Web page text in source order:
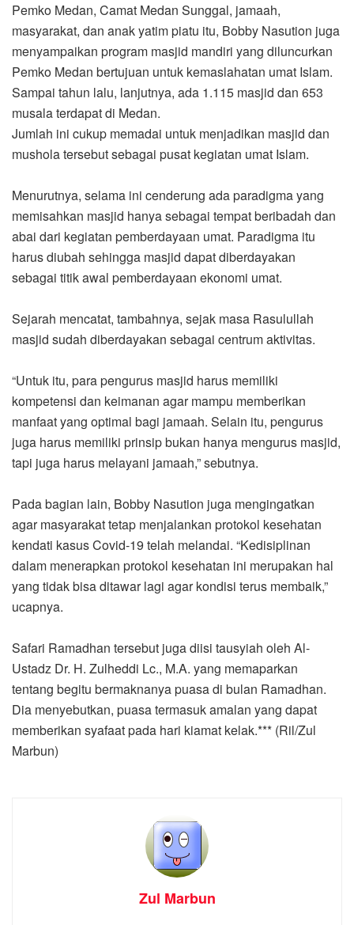
Pemko Medan, Camat Medan Sunggal, jamaah,
masyarakat, dan anak yatim piatu itu, Bobby Nasution juga
menyampaikan program masjid mandiri yang diluncurkan
Pemko Medan bertujuan untuk kemaslahatan umat Islam.
Sampai tahun lalu, lanjutnya, ada 1.115 masjid dan 653
musala terdapat di Medan.
Jumlah ini cukup memadai untuk menjadikan masjid dan
mushola tersebut sebagai pusat kegiatan umat Islam.
Menurutnya, selama ini cenderung ada paradigma yang
memisahkan masjid hanya sebagai tempat beribadah dan
abai dari kegiatan pemberdayaan umat. Paradigma itu
harus diubah sehingga masjid dapat diberdayakan
sebagai titik awal pemberdayaan ekonomi umat.
Sejarah mencatat, tambahnya, sejak masa Rasulullah
masjid sudah diberdayakan sebagai centrum aktivitas.
“Untuk itu, para pengurus masjid harus memiliki
kompetensi dan keimanan agar mampu memberikan
manfaat yang optimal bagi jamaah. Selain itu, pengurus
juga harus memiliki prinsip bukan hanya mengurus masjid,
tapi juga harus melayani jamaah,” sebutnya.
Pada bagian lain, Bobby Nasution juga mengingatkan
agar masyarakat tetap menjalankan protokol kesehatan
kendati kasus Covid-19 telah melandai. “Kedisiplinan
dalam menerapkan protokol kesehatan ini merupakan hal
yang tidak bisa ditawar lagi agar kondisi terus membaik,”
ucapnya.
Safari Ramadhan tersebut juga diisi tausyiah oleh Al-
Ustadz Dr. H. Zulheddi Lc., M.A. yang memaparkan
tentang begitu bermaknanya puasa di bulan Ramadhan.
Dia menyebutkan, puasa termasuk amalan yang dapat
memberikan syafaat pada hari kiamat kelak.*** (Ril/Zul
Marbun)
Zul Marbun